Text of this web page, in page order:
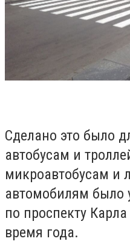
Сделано это было
автобусам и
микроавтобусам и
автомобилям было
по проспекту
время года.